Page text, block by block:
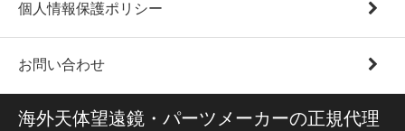
個人情報保護ポリシー
お問い合わせ
海外天体望遠鏡・パーツメーカーの正規代理